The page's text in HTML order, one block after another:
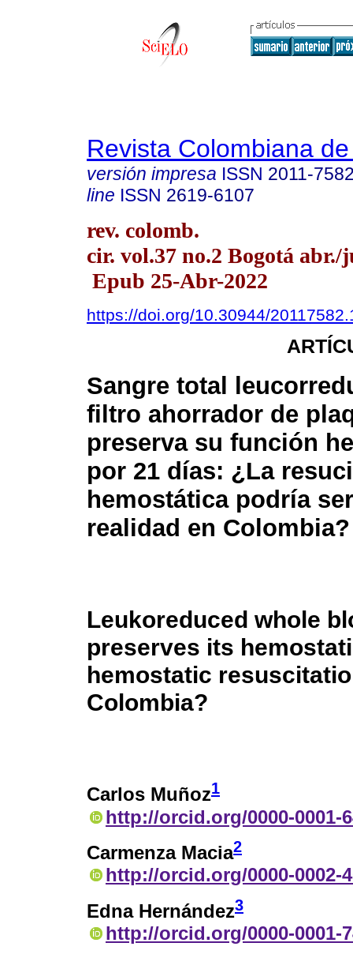
Revista Colombiana
versión impresa ISSN 2011-
line ISSN 2619-6107
rev. colomb.
cir. vol.37 no.2 Bogotá abr./
Epub 25-Abr-2022
https://doi.org/10.30944/
Sangre total
filtro ahorrador de
preserva su función
por 21 días: ¿La
hemostática podría
realidad en Colombia?
Leukoreduced whole
preserves its
hemostatic
Colombia?
Carlos Muñoz1
http://orcid.org/0000-0001-
Carmenza Macia2
http://orcid.org/0000-0002-
Edna Hernández3
http://orcid.org/0000-0001-